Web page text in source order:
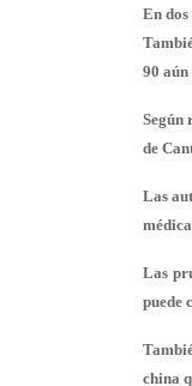
En
90
Según
de
Las
Las
puede
china